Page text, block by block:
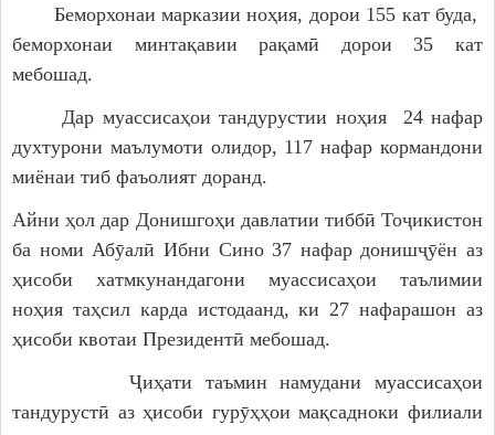
Беморхонаи марказии ноҳия, дорои 155 кат буда,
беморхонаи минтақавии рақамӣ дорои 35 кат
мебошад.
Дар муассисаҳои тандурустии ноҳия 24 нафар
духтурони маълумоти олидор, 117 нафар кормандони
миёнаи тиб фаъолият доранд.
Айни ҳол дар Донишгоҳи давлатии тиббӣ Тоҷикистон
ба номи Абӯалӣ Ибни Сино 37 нафар донишҷӯён аз
ҳисоби хатмкунандагони муассисаҳои таълимии
ноҳия таҳсил карда истодаанд, ки 27 нафарашон аз
ҳисоби квотаи Президентӣ мебошад.
Ҷиҳати таъмин намудани муассисаҳои
тандурустӣ аз ҳисоби гурӯҳҳои мақсадноки филиали